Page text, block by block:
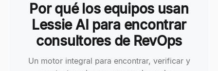
Por qué los equipos usan
Lessie AI para encontrar
consultores de RevOps
Un motor integral para encontrar, verificar y